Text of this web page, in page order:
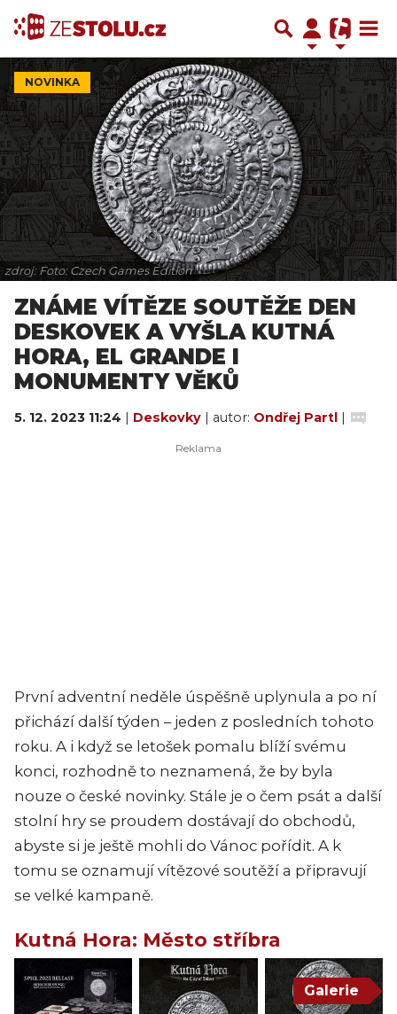
NOVINKA
zdroj: Foto: Czech Games Edition
ZNÁME VÍTĚZE SOUTĚŽE DEN
DESKOVEK A VYŠLA KUTNÁ
HORA, EL GRANDE I
MONUMENTY VĚKŮ
5. 12. 2023 11:24 | Deskovky | autor: Ondřej Partl |
První adventní neděle úspěšně uplynula a po ní
přichází další týden – jeden z posledních tohoto
roku. A i když se letošek pomalu blíží svému
konci, rozhodně to neznamená, že by byla
nouze o české novinky. Stále je o čem psát a další
stolní hry se proudem dostávají do obchodů,
abyste si je ještě mohli do Vánoc pořídit. A k
tomu se oznamují vítězové soutěží a připravují
se velké kampaně.
Kutná Hora: Město stříbra
Galerie